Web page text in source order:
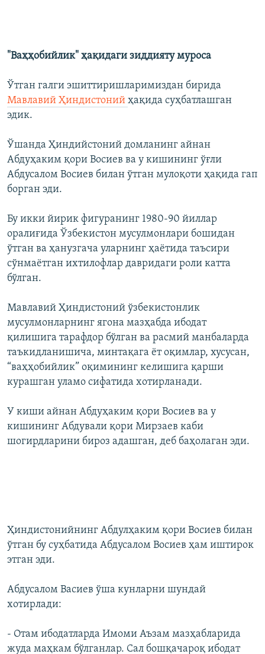
"Ваҳҳобийлик" ҳақидаги зиддияту муроса
Ўтган галги эшиттиришларимиздан бирида
Мавлавий Ҳиндистоний ҳақида суҳбатлашган
эдик.
Ўшанда Ҳиндийстоний домланинг айнан
Абдуҳаким қори Восиев ва у кишининг ўғли
Абдусалом Восиев билан ўтган мулоқоти ҳақида гап
борган эди.
Бу икки йирик фигуранинг 1980-90 йиллар
оралиғида Ўзбекистон мусулмонлари бошидан
ўтган ва ҳанузгача уларнинг ҳаётида таъсири
сўнмаётган ихтилофлар давридаги роли катта
бўлган.
Мавлавий Ҳиндистоний ўзбекистонлик
мусулмонларнинг ягона мазҳабда ибодат
қилишига тарафдор бўлган ва расмий манбаларда
таъкидланишича, минтақага ёт оқимлар, хусусан,
“ваҳҳобийлик” оқимининг келишига қарши
курашган уламо сифатида хотирланади.
У киши айнан Абдуҳаким қори Восиев ва у
кишининг Абдували қори Мирзаев каби
шогирдларини бироз адашган, деб баҳолаган эди.
Ҳиндистонийнинг Абдулҳаким қори Восиев билан
ўтган бу суҳбатида Абдусалом Восиев ҳам иштирок
этган эди.
Абдусалом Васиев ўша кунларни шундай
хотирлади:
- Отам ибодатларда Имоми Аъзам мазҳабларида
жуда маҳкам бўлганлар. Сал бошқачароқ ибодат